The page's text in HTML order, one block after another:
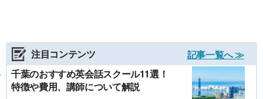
注目コンテンツ
記事一覧へ ≫
千葉のおすすめ英会話スクール11選！
特徴や費用、講師について解説